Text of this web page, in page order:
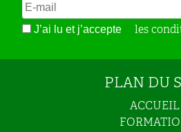
J’ai lu et j’accepte les
PLAN DU
ACCUEIL